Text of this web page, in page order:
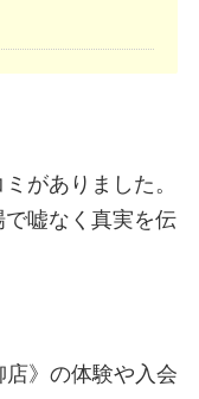
がありました。
嘘なく真実を伝
》の体験や入会